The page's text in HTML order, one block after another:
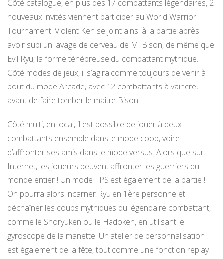
Côté catalogue, en plus des 17 combattants légendaires, 2
nouveaux invités viennent participer au World Warrior
Tournament. Violent Ken se joint ainsi à la partie après
avoir subi un lavage de cerveau de M. Bison, de même que
Evil Ryu, la forme ténébreuse du combattant mythique.
Côté modes de jeux, il s’agira comme toujours de venir à
bout du mode Arcade, avec 12 combattants à vaincre,
avant de faire tomber le maître Bison.
Côté multi, en local, il est possible de jouer à deux
combattants ensemble dans le mode coop, voire
d’affronter ses amis dans le mode versus. Alors que sur
Internet, les joueurs peuvent affronter les guerriers du
monde entier ! Un mode FPS est également de la partie !
On pourra alors incarner Ryu en 1ère personne et
déchaîner les coups mythiques du légendaire combattant,
comme le Shoryuken ou le Hadoken, en utilisant le
gyroscope de la manette. Un atelier de personnalisation
est également de la fête, tout comme une fonction replay